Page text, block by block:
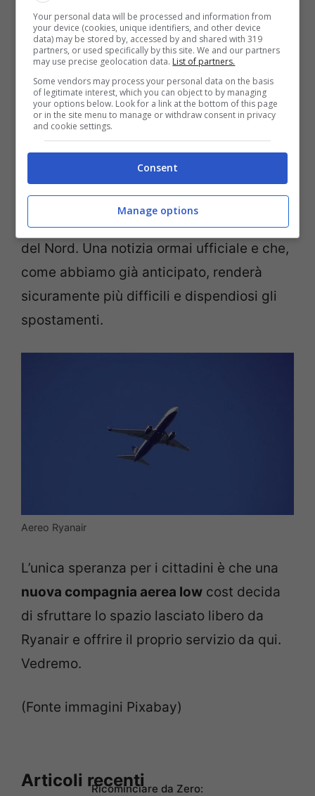
incentivi per il post covid ad aiutare le
compagnie aeree a ripartire.
Le speranze per il futuro:
arriverà un’altra compagnia low
cost?
Tutti gli aerei della compagnia inglese
saranno quindi riassegnati in altre parti del
Regno Unito e non serviranno più Irlanda
del Nord. Una notizia ormai ufficiale e che,
come abbiamo già anticipato, renderà
sicuramente più difficili e dispendiosi gli
spostamenti.
Aereo Ryanair
L’unica speranza per i cittadini è che una
nuova compagnia aerea low cost decida
di sfruttare lo spazio lasciato libero da
Ryanair e offrire il proprio servizio da qui.
Vedremo.
(Fonte immagini Pixabay)
Articoli recentiRicominciare da Zero:
Your personal data will be processed and information from
your device (cookies, unique identifiers, and other device
data) may be stored by, accessed by and shared with 319
partners, or used specifically by this site. We and our partners
may use precise geolocation data. List of partners.
Some vendors may process your personal data on the basis
of legitimate interest, which you can object to by managing
your options below. Look for a link at the bottom of this page
or in the site menu to manage or withdraw consent in privacy
and cookie settings.
Consent
Manage options